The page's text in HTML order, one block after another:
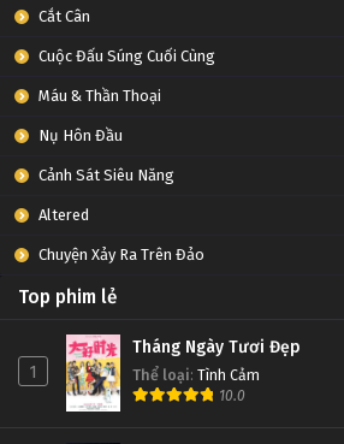
Cắt Cân
Cuộc Đấu Súng Cuối Cùng
Máu & Thần Thoại
Nụ Hôn Đầu
Cảnh Sát Siêu Năng
Altered
Chuyện Xảy Ra Trên Đảo
Top phim lẻ
1
Tháng Ngày Tươi Đẹp
Thể loại: Tình Cảm
10.0